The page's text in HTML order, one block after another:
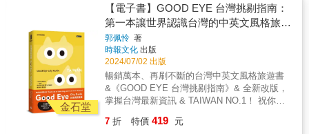
化、探索博物館與自然祕境，讓你暢玩無阻。
50篇深度特輯 Web App搭配旅行 21條旅遊路
線 1顆愛台灣的心 & 帶你和你的國外朋友穿梭
大街小巷，看見最真實可愛的台灣！ & 誠意嚴
選500家好店＋必訪景點
藝術與文化、 設計與生活風格、食材與料理、
咖啡與酒精、住宿與放鬆，絕對挑剔 推薦21條
新舊融合的旅遊路線
為每個縣市量身規劃最具特色的一日小旅行路
金石堂
【電子書】GOOD EYE 台灣挑剔指南：
第一本讓世界認識台灣的中英文風格旅遊
書
郭佩怜 著
時報文化 出版
2024/07/02 出版
暢銷萬本、再刷不斷的台灣中英文風格旅遊書
&《GOOD EYE 台灣挑剔指南》& 全新改版，
掌握台灣最新資訊 & TAIWAN NO.1！ 祝你有
&mdash;&mdash;&mdash;&mdash;隨書附
7 折 特價 419 元